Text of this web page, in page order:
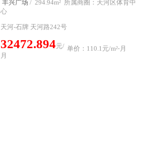
丰兴广场 / 294.94m² 所属商圈：天河区体育中
心
天河-石牌 天河路242号
32472.894元/
月
单价：110.1元/m²⋅月